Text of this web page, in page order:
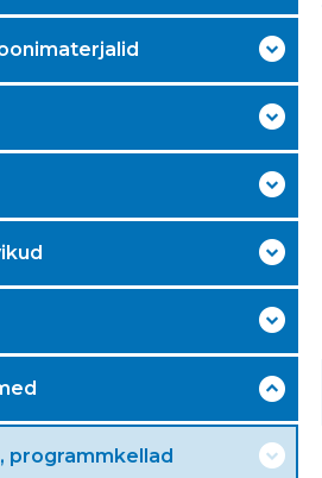
programmkellad